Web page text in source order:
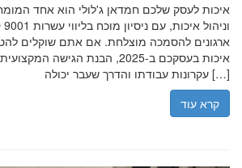
איכות לעסק שלכם חמדאן ג'לולי הוא אחד
ארגונים להסמכה מוצלחת. אם אתם שוקלים
איכות בעסקכם ב-2025, הבנת הגישה
עקרונות עבודתו והדרך שעבר יכולה […]
קרא עוד